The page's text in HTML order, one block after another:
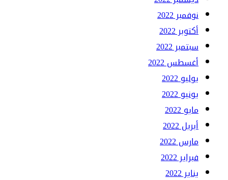
نوفمبر 2022
أكتوبر 2022
سبتمبر 2022
أغسطس 2022
يوليو 2022
يونيو 2022
مايو 2022
أبريل 2022
مارس 2022
فبراير 2022
يناير 2022